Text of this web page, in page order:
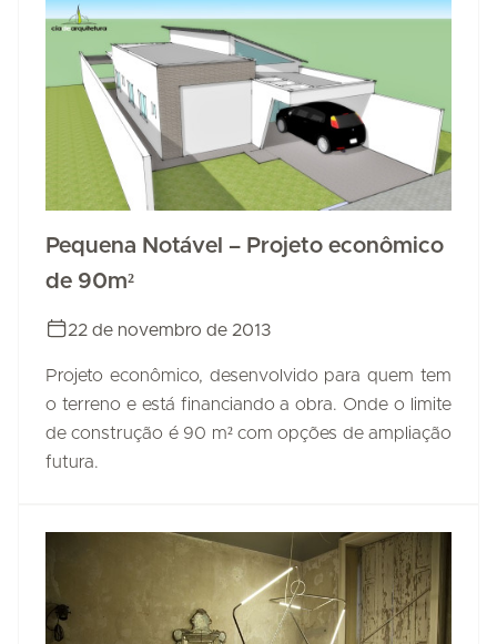
Pequena Notável – Projeto econômico
de 90m²
22 de novembro de 2013
Projeto econômico, desenvolvido para quem tem
o terreno e está financiando a obra. Onde o limite
de construção é 90 m² com opções de ampliação
futura.